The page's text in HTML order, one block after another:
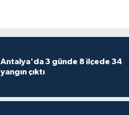
Antalya'da 3 günde 8 ilçede 34
yangın çıktı